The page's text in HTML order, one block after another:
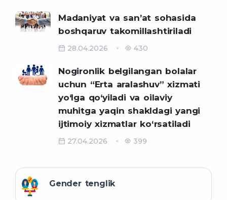
Madaniyat va sanʼat sohasida
boshqaruv takomillashtiriladi
28.04.2026 430
Nogironlik belgilangan bolalar
uchun “Erta aralashuv” xizmati
yo‘lga qo‘yiladi va oilaviy
muhitga yaqin shakldagi yangi
ijtimoiy xizmatlar ko‘rsatiladi
27.04.2026 399
Gender tenglik